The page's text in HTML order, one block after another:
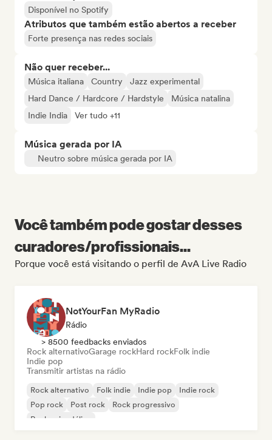
Disponível no Spotify
Atributos que também estão abertos a receber
Forte presença nas redes sociais
Não quer receber...
Música italiana Country
Jazz experimental
Hard Dance / Hardcore / Hardstyle
Música natalina
Indie India
Ver tudo +11
Música gerada por IA
Neutro sobre música gerada por IA
Você também pode gostar desses
curadores/profissionais...
Porque você está visitando o perfil de AvA Live Radio
NotYourFan MyRadio
Rádio
> 8500 feedbacks enviados
Rock alternativoGarage rockHard rockFolk indie
Indie pop
Transmitir artistas na rádio
Rock alternativo Folk indie Indie pop
Indie rock
Pop rock
Post rock
Rock progressivo
Rock psicodélico